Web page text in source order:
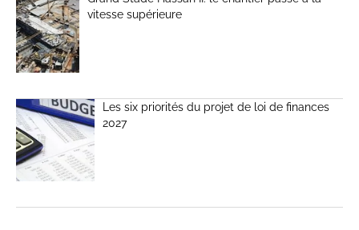
vitesse supérieure
Les six priorités du projet de loi de finances
2027